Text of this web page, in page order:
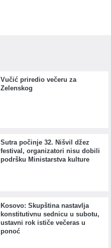
Vučić priredio večeru za
Zelenskog
Sutra počinje 32. Nišvil džez
festival, organizatori nisu dobili
podršku Ministarstva kulture
Kosovo: Skupština nastavlja
konstitutivnu sednicu u subotu,
ustavni rok ističe večeras u
ponoć